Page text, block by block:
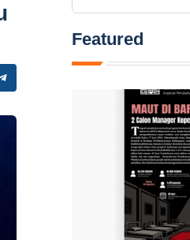
Featured